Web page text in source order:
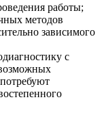
работы;
методов
зависимого
с